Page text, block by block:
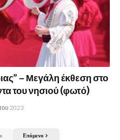
– Μεγάλη έκθεση στο
του νησιού (φωτό)
2023
Επόμενο